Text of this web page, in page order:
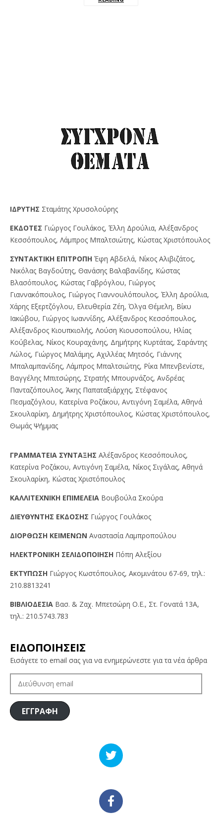
IΔPYTHΣ Σταμάτης Χρυσολούρης
EKΔOTEΣ Γιώργος Γουλάκος, Έλλη Δρούλια, Αλέξανδρος
Κεσσόπουλος, Λάμπρος Μπαλτσιώτης, Κώστας Χριστόπουλος
ΣYNTAKTIKH EΠITPOΠH Έφη Αβδελά, Νίκος Αλιβιζάτος,
Νικόλας Βαγδούτης, Θανάσης Βαλαβανίδης, Κώστας
Βλασόπουλος, Κώστας Γαβρόγλου, Γιώργος
Γιαννακόπουλος, Γιώργος Γιαννουλόπουλος, Έλλη Δρούλια,
Χάρης Εξερτζόγλου, Ελευθερία Ζέη, Όλγα Θέμελη, Βίκυ
Ιακώβου, Γιώργος Ιωαννίδης, Αλέξανδρος Κεσσόπουλος,
Αλέξανδρος Κιουπκιολής, Λούση Κιουσοπούλου, Ηλίας
Κούβελας, Νίκος Κουραχάνης, Δημήτρης Κυρτάτας, Σαράντης
Λώλος, Γιώργος Μαλάμης, Αχιλλέας Μητσός, Γιάννης
Μπαλαμπανίδης, Λάμπρος Μπαλτσιώτης, Ρίκα Μπενβενίστε,
Βαγγέλης Μπιτσώρης, Στρατής Μπουρνάζος, Ανδρέας
Πανταζόπουλος, Άκης Παπαταξιάρχης, Στέφανος
Πεσμαζόγλου, Κατερίνα Ροζάκου, Αντιγόνη Σαμέλα, Αθηνά
Σκουλαρίκη, Δημήτρης Χριστόπουλος, Κώστας Χριστόπουλος,
Θωμάς Ψήμμας
ΓPAMMATEIA ΣYNTAΞHΣ Αλέξανδρος Κεσσόπουλος,
Κατερίνα Ροζάκου, Αντιγόνη Σαμέλα, Νίκος Σιγάλας, Αθηνά
Σκουλαρίκη, Κώστας Χριστόπουλος
KAΛΛITEXNIKH EΠIMEΛEIA Βουβούλα Σκούρα
ΔIEYΘYNTHΣ EKΔOΣHΣ Γιώργος Γουλάκος
ΔIOPΘΩΣH KEIMENΩN Αναστασία Λαμπροπούλου
HΛEKTPONIKH ΣEΛIΔOΠOIHΣH Πόπη Αλεξίου
EKTYΠΩΣH Γιώργος Kωστόπουλος, Aκομινάτου 67-69, τηλ.:
210.8813241
BIBΛIOΔEΣIA Βασ. & Ζαχ. Μπετσώρη O.Ε., Στ. Γονατά 13A,
τηλ.: 210.5743.783
ΕΙΔΟΠΟΙΗΣΕΙΣ
Εισάγετε το email σας για να ενημερώνεστε για τα νέα άρθρα
ΔΙΕΎΘΥΝΣΗ
ΕΓΓΡΑΦΗ